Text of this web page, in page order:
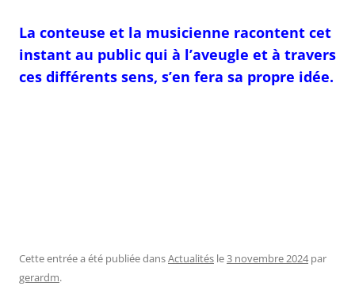
La conteuse et la musicienne racontent cet
instant au public qui à l’aveugle et à travers
ces différents sens, s’en fera sa propre idée.
Cette entrée a été publiée dansActualités le3 novembre 2024 par
gerardm.